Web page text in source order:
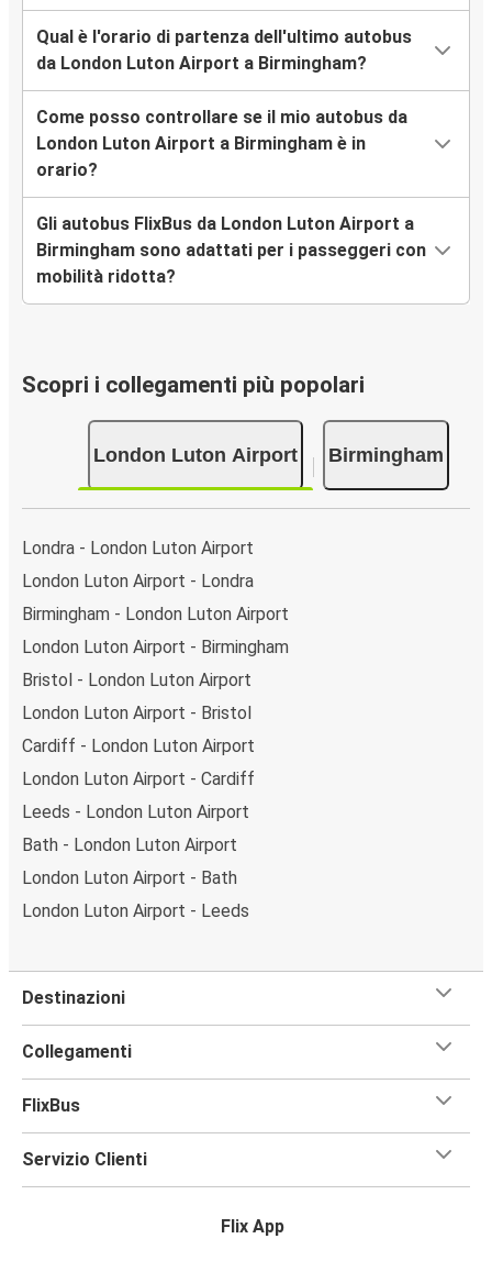
Qual è l'orario di partenza dell'ultimo autobus
da London Luton Airport a Birmingham?
Come posso controllare se il mio autobus da
London Luton Airport a Birmingham è in
orario?
Gli autobus FlixBus da London Luton Airport a
Birmingham sono adattati per i passeggeri con
mobilità ridotta?
Scopri i collegamenti più popolari
London Luton Airport Birmingham
Londra - London Luton Airport
London Luton Airport - Londra
Birmingham - London Luton Airport
London Luton Airport - Birmingham
Bristol - London Luton Airport
London Luton Airport - Bristol
Cardiff - London Luton Airport
London Luton Airport - Cardiff
Leeds - London Luton Airport
Bath - London Luton Airport
London Luton Airport - Bath
London Luton Airport - Leeds
Destinazioni
Collegamenti
FlixBus
Servizio Clienti
Flix App